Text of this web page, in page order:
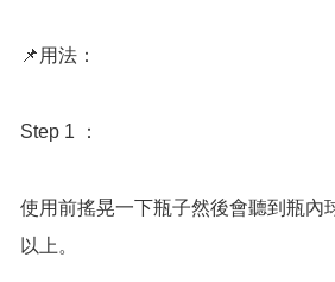
📌用法：
Step 1 ：
使用前搖晃一下瓶子然後會聽到瓶內
以上。